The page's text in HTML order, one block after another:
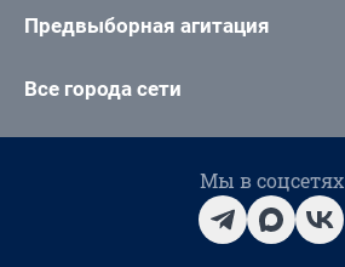
Предвыборная агитация
Все города сети
Мы в соцсетях